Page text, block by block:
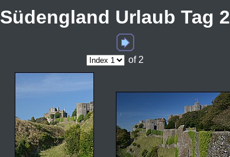
Südengland Urlaub Tag 2
of 2